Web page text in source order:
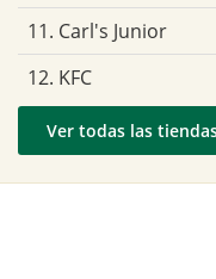
11. Carl's Junior
12. KFC
Ver todas las